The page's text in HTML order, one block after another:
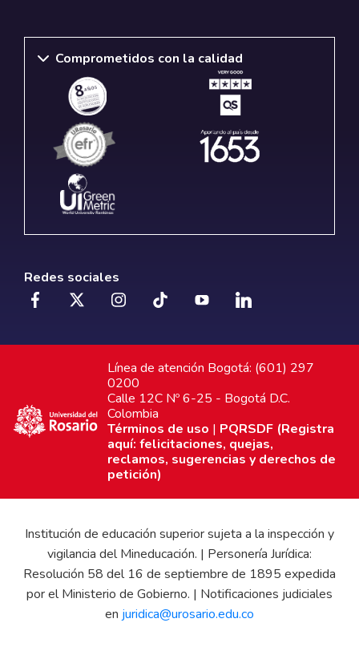
Comprometidos con la calidad
Redes sociales
Línea de atención Bogotá: (601) 297
0200
Calle 12C Nº 6-25 - Bogotá D.C.
Colombia
Términos de uso | PQRSDF (Registra
aquí: felicitaciones, quejas,
reclamos, sugerencias y derechos de
petición)
Institución de educación superior sujeta a la inspección y
vigilancia del Mineducación. | Personería Jurídica:
Resolución 58 del 16 de septiembre de 1895 expedida
por el Ministerio de Gobierno. | Notificaciones judiciales
en juridica@urosario.edu.co